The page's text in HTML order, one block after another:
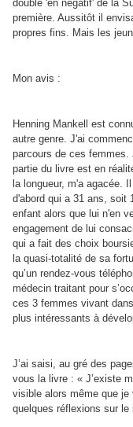
double 'en négatif' de la
première. Aussitôt il
propres fins. Mais les
Mon avis :
Henning Mankell est
autre genre. J'ai
parcours de ces femmes.
partie du livre est en
la longueur, m'a agacée.
d'abord qui a 31 ans, soit
enfant alors que lui n'en
engagement de lui
qui a fait des choix
la quasi-totalité de sa
qu’un rendez-vous
médecin traitant pour
ces 3 femmes vivant
plus intéressants à
J’ai saisi, au gré des
vous la livre : « J’existe
visible alors même que je
quelques réflexions sur